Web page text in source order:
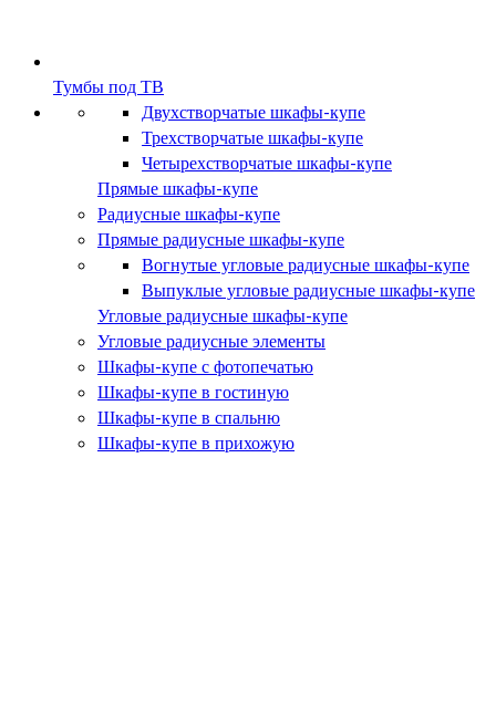
Тумбы под ТВ
Двухстворчатые шкафы-купе
Трехстворчатые шкафы-купе
Четырехстворчатые шкафы-купе
Прямые шкафы-купе
Радиусные шкафы-купе
Прямые радиусные шкафы-купе
Вогнутые угловые радиусные шкафы-купе
Выпуклые угловые радиусные шкафы-купе
Угловые радиусные шкафы-купе
Угловые радиусные элементы
Шкафы-купе с фотопечатью
Шкафы-купе в гостиную
Шкафы-купе в спальню
Шкафы-купе в прихожую